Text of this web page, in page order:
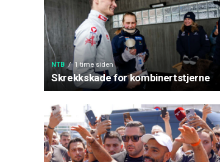
NTB 1 time siden
Skrekkskade for kombinertstjerne